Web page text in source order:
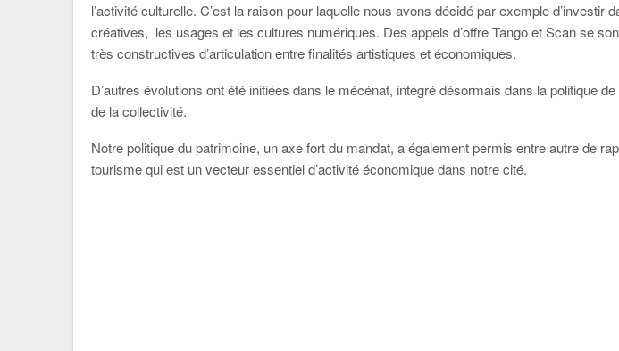
l’activité culturelle. C’est la raison pour laquelle nous avons décidé par exemple d’investir
créatives, les usages et les cultures numériques. Des appels d’offre Tango et Scan se
très constructives d’articulation entre finalités artistiques et économiques.
D’autres évolutions ont été initiées dans le mécénat, intégré désormais dans la politique
de la collectivité.
Notre politique du patrimoine, un axe fort du mandat, a également permis entre autre de
tourisme qui est un vecteur essentiel d’activité économique dans notre cité.